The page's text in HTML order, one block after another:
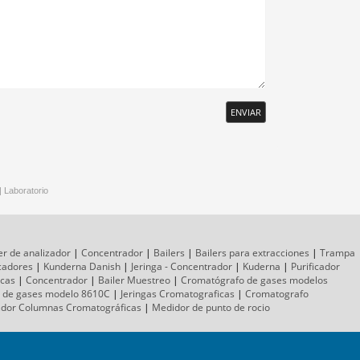
ENVIAR
Laboratorio
de analizador| Concentrador| Bailers | Bailers para extracciones | Trampa
| Kunderna Danish | Jeringa - Concentrador | Kuderna | Purificador
| Concentrador | Bailer Muestreo | Cromatógrafode gases modelos
gases modelo 8610C | Jeringas Cromatograficas | Cromatografo
Columnas Cromatográficas | Medidor de punto de rocio